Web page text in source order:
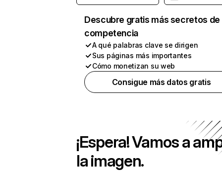
Descubre gratis más secretos de
competencia
A qué palabras clave se dirigen
Sus páginas más importantes
Cómo monetizan su web
Consigue más datos gratis
¡Espera! Vamos a
la imagen.